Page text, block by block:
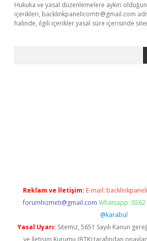
Hukuka ve yasal düzenlemelere aykırı
içerikleri, backlinkpanelicomtr@gmail.com
halinde, ilgili içerikler yasal süre içerisinde
Reklam ve İletişim: E-mail:
forumhizmeti@gmail.com Whatsapp: 0262
@karabul
Yasal Uyarı: Sitemiz, 5651 Sayılı Kanun
ve İletişim Kurumu (BTK) tarafından